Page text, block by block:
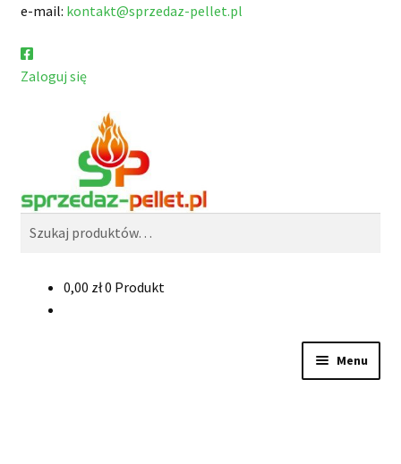
e-mail: kontakt@sprzedaz-pellet.pl
Zaloguj się
0,00 zł0 Produkt
Menu